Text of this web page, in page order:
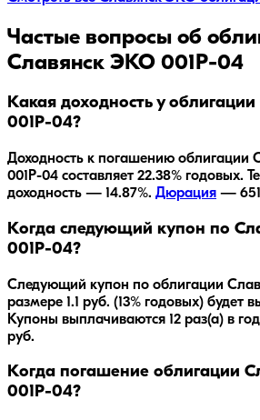
Частые вопросы об
Славянск ЭКО 001Р-04
Какая доходность у
001Р-04?
Доходность к погашению облигации
001Р-04 составляет 22.38% годовых.
доходность — 14.87%. Дюрация — 651
Когда следующий купон по
001Р-04?
Следующий купон по облигации
размере 1.1 руб. (13% годовых) будет
Купоны выплачиваются 12 раз(а) в
руб.
Когда погашение облигации
001Р-04?